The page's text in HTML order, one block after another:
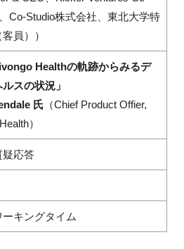
Co-Studio株式会社、東北大学特
員））
Healthの軌跡からみるデ
スの状況」
氏（Chief Product Offier,
）
疑応答
ーキングタイム